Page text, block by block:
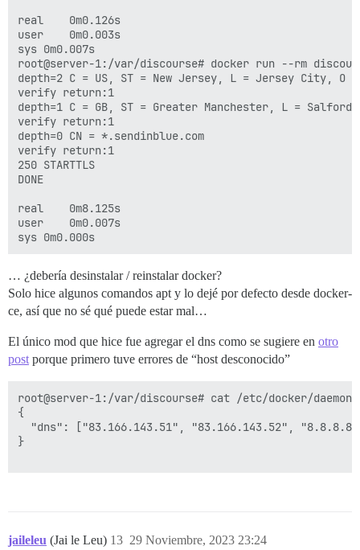
real	0m0.126s
user	0m0.003s
sys	0m0.007s
root@server-1:/var/discourse# docker run --rm
depth=2 C = US, ST = New Jersey, L = Jersey City, O =
verify return:1
depth=1 C = GB, ST = Greater Manchester, L =
verify return:1
depth=0 CN = *.sendinblue.com
verify return:1
250 STARTTLS
DONE
real	0m8.125s
user	0m0.007s
… ¿debería desinstalar / reinstalar docker?
Solo hice algunos comandos apt y lo dejé por defecto desde docker-
ce, así que no sé qué puede estar mal…
El único mod que hice fue agregar el dns como se sugiere en otro
post porque primero tuve errores de “host desconocido”
root@server-1:/var/discourse# cat /etc/docker/
{
"dns": ["83.166.143.51", "83.166.143.52",
}
jaileleu (Jai le Leu) 29 Noviembre, 2023 23:24
13